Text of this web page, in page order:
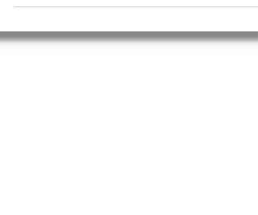
auch auf Waltraud Simon.